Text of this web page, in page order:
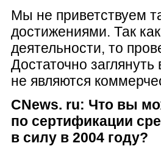
Мы не приветствуем
достижениями. Так
деятельности, то
Достаточно
не являются
CNews. ru: Что вы
по сертификации
в силу в 2004 году?